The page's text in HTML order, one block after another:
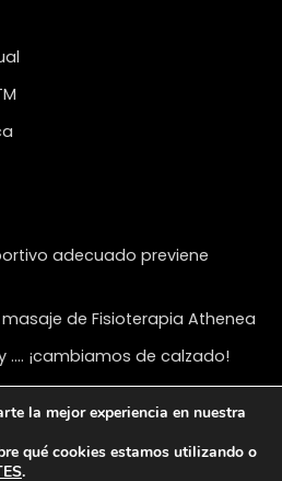
adecuado previene
de Fisioterapia Athenea
…. ¡cambiamos de calzado!
la mejor experiencia en nuestra
qué cookies estamos utilizando o
.